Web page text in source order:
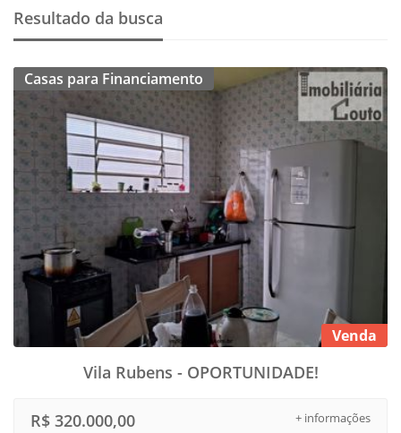
Resultado da busca
Casas para Financiamento
Venda
Vila Rubens - OPORTUNIDADE!
+ informações
R$ 320.000,00